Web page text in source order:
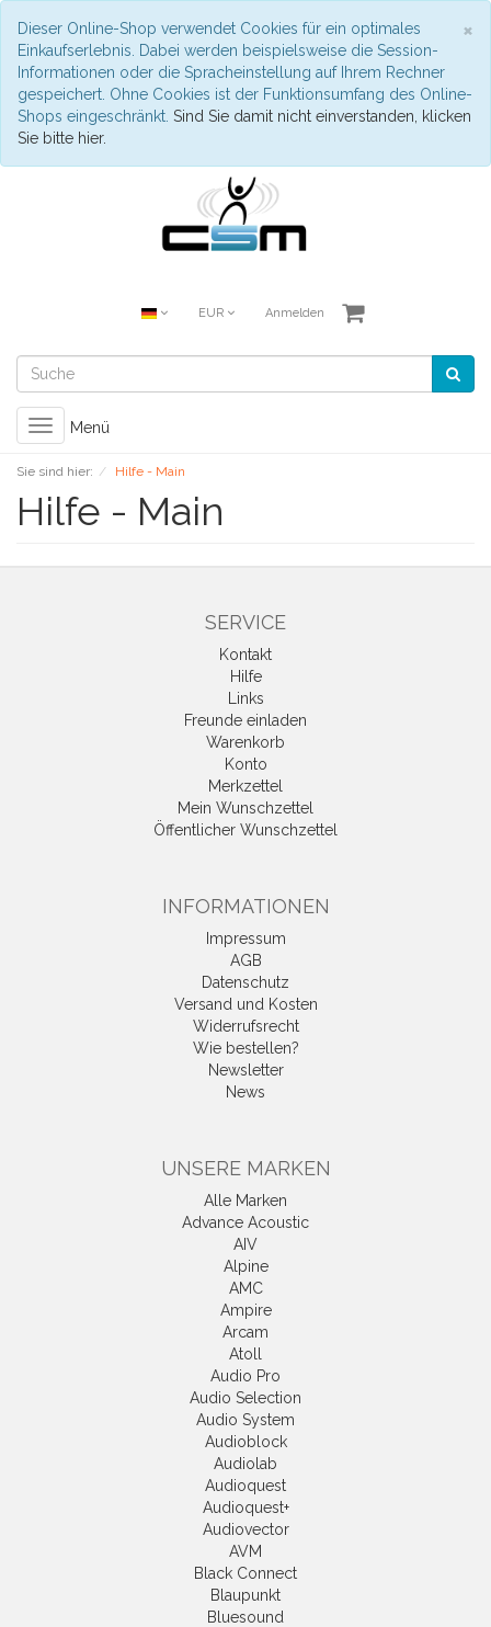
×
Dieser Online-Shop verwendet Cookies für ein optimales
Einkaufserlebnis. Dabei werden beispielsweise die Session-
Informationen oder die Spracheinstellung auf Ihrem Rechner
gespeichert. Ohne Cookies ist der Funktionsumfang des Online-
Shops eingeschränkt. Sind Sie damit nicht einverstanden, klicken
Sie bitte hier.
EUR Anmelden
Toggle
navigation
Menü
Sie sind hier: Hilfe - Main
Hilfe - Main
SERVICE
Kontakt
Hilfe
Links
Freunde einladen
Warenkorb
Konto
Merkzettel
Mein Wunschzettel
Öffentlicher Wunschzettel
INFORMATIONEN
Impressum
AGB
Datenschutz
Versand und Kosten
Widerrufsrecht
Wie bestellen?
Newsletter
News
UNSERE MARKEN
Alle Marken
Advance Acoustic
AIV
Alpine
AMC
Ampire
Arcam
Atoll
Audio Pro
Audio Selection
Audio System
Audioblock
Audiolab
Audioquest
Audioquest+
Audiovector
AVM
Black Connect
Blaupunkt
Bluesound